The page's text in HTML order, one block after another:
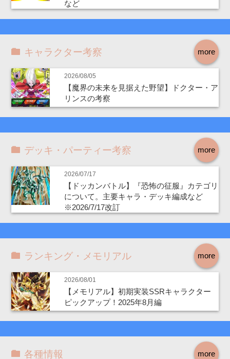
など
more
キャラクター考察
2026/08/05
【魔界の未来を見据えた野望】ドクター・ア
リンスの考察
more
デッキ・パーティー考察
2026/07/17
【ドッカンバトル】『恐怖の征服』カテゴリ
について。主要キャラ・デッキ編成など
※2026/7/17改訂
more
ランキング・メモリアル
2026/08/01
【メモリアル】初期実装SSRキャラクター
ピックアップ！2025年8月編
more
各種情報